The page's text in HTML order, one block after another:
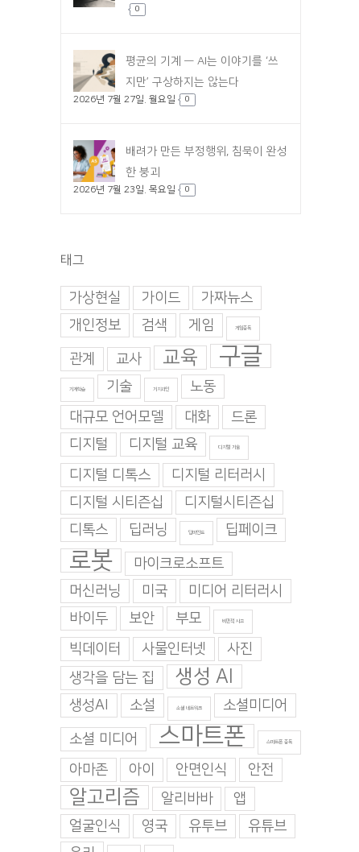
0
평균의 기계 — AI는 이야기를 ‘쓰
지만’ 구상하지는 않는다
2026년 7월 27일. 월요일 0
배려가 만든 부정행위, 침묵이 완성
한 붕괴
2026년 7월 23일. 목요일 0
태그
가상현실 가이드
가짜뉴스
개인정보
검색 게임 게임중독
관계 교사 교육 구글
기계학습 기술 기지과인
노동
대규모 언어모델
대화
드론
디지털
디지털 교육 디지털 기술
디지털 디톡스
디지털 리터러시
디지털 시티즌십
디지털시티즌십
디톡스
딥러닝 딥마인드 딥페이크
로봇
마이크로소프트
머신러닝
미국
미디어 리터러시
바이두
보안 부모 비판적 사고
빅데이터 사물인터넷
사진
생각을 담는 집
생성 AI
생성AI 소설 소셜 네트워크 소셜미디어
소셜 미디어 스마트폰 스마트폰 중독
아마존 아이 안면인식 안전
알고리즘 알리바바
앱
얼굴인식
영국 유투브
유튜브